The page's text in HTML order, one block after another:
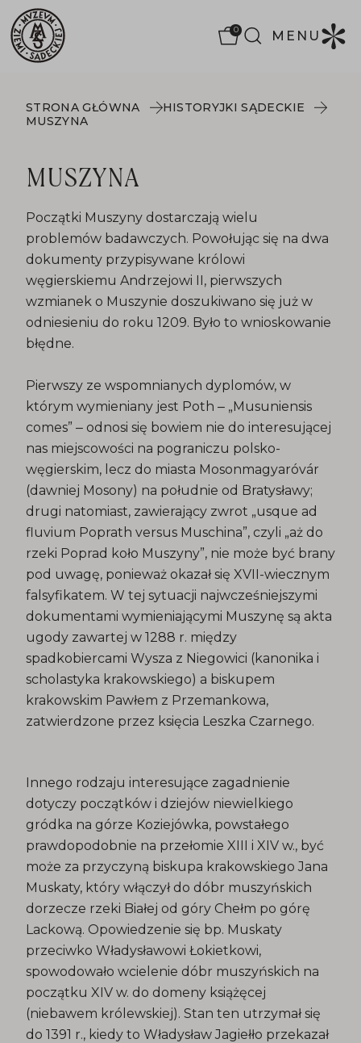
0 MENU
STRONA GŁÓWNA
HISTORYJKI SĄDECKIE
MUSZYNA
MUSZYNA
Początki Muszyny dostarczają wielu
problemów badawczych. Powołując się na dwa
dokumenty przypisywane królowi
węgierskiemu Andrzejowi II, pierwszych
wzmianek o Muszynie doszukiwano się już w
odniesieniu do roku 1209. Było to wnioskowanie
błędne.
Pierwszy ze wspomnianych dyplomów, w
którym wymieniany jest Poth ‒ „Musuniensis
comes” ‒ odnosi się bowiem nie do interesującej
nas miejscowości na pograniczu polsko-
węgierskim, lecz do miasta Mosonmagyaróvár
(dawniej Mosony) na południe od Bratysławy;
drugi natomiast, zawierający zwrot „usque ad
fluvium Poprath versus Muschina”, czyli „aż do
rzeki Poprad koło Muszyny”, nie może być brany
pod uwagę, ponieważ okazał się XVII-wiecznym
falsyfikatem. W tej sytuacji najwcześniejszymi
dokumentami wymieniającymi Muszynę są akta
ugody zawartej w 1288 r. między
spadkobiercami Wysza z Niegowici (kanonika i
scholastyka krakowskiego) a biskupem
krakowskim Pawłem z Przemankowa,
zatwierdzone przez księcia Leszka Czarnego.
Innego rodzaju interesujące zagadnienie
dotyczy początków i dziejów niewielkiego
gródka na górze Koziejówka, powstałego
prawdopodobnie na przełomie XIII i XIV w., być
może za przyczyną biskupa krakowskiego Jana
Muskaty, który włączył do dóbr muszyńskich
dorzecze rzeki Białej od góry Chełm po górę
Lackową. Opowiedzenie się bp. Muskaty
przeciwko Władysławowi Łokietkowi,
spowodowało wcielenie dóbr muszyńskich na
początku XIV w. do domeny książęcej
(niebawem królewskiej). Stan ten utrzymał się
do 1391 r., kiedy to Władysław Jagiełło przekazał